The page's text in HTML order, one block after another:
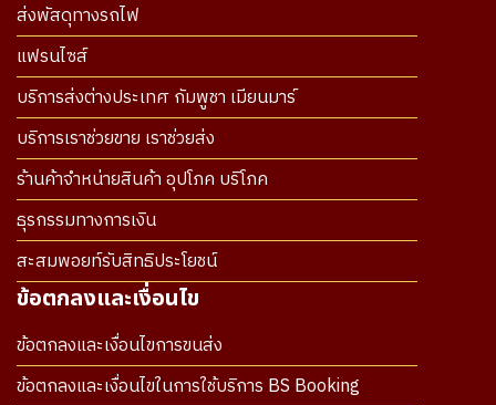
ส่งพัสดุทางรถไฟ
แฟรนไซส์
บริการส่งต่างประเทศ กัมพูชา เมียนมาร์
บริการเราช่วยขาย เราช่วยส่ง
ร้านค้าจำหน่ายสินค้า อุปโภค บริโภค
ธุรกรรมทางการเงิน
สะสมพอยท์รับสิทธิประโยชน์
ข้อตกลงและเงื่อนไข
ข้อตกลงและเงื่อนไขการขนส่ง
ข้อตกลงและเงื่อนไขในการใช้บริการ BS Booking